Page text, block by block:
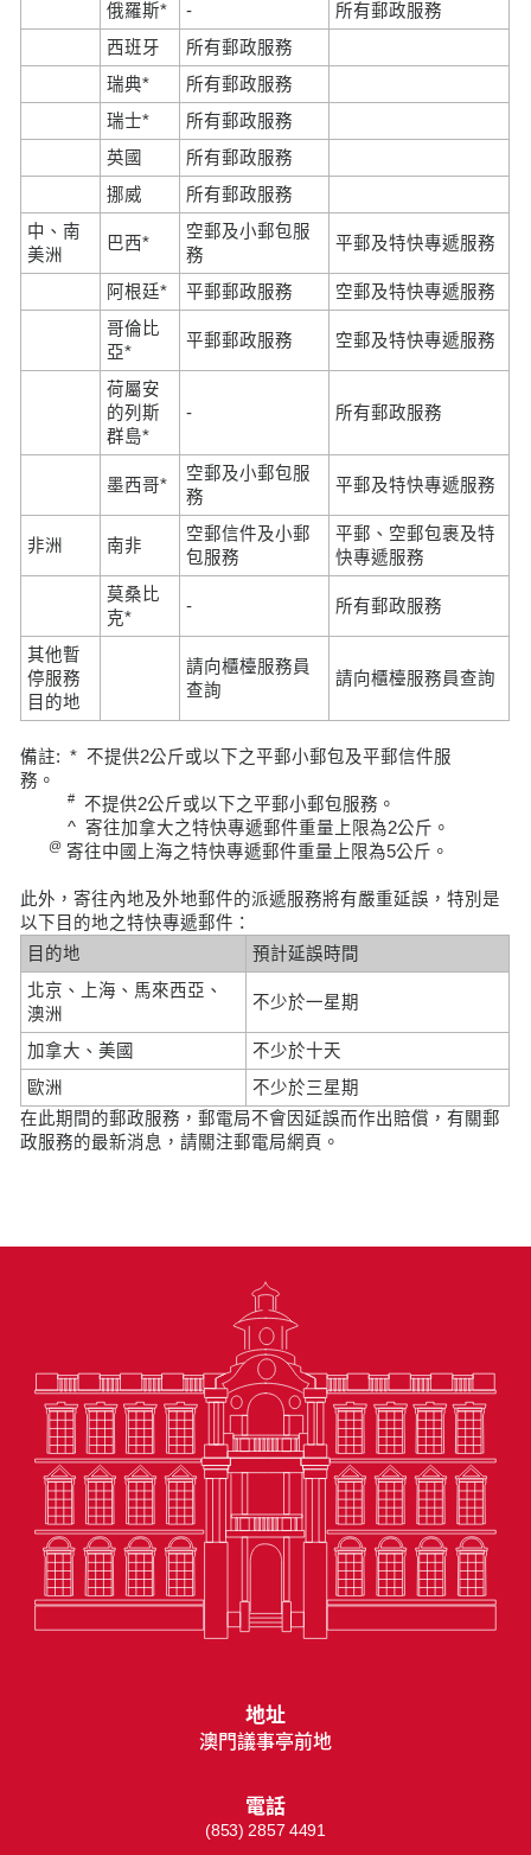
俄羅斯* -
所有郵政服務
西班牙
所有郵政服務
瑞典*
所有郵政服務
瑞士*
所有郵政服務
英國
所有郵政服務
挪威
所有郵政服務
中、南
美洲
巴西*
空郵及小郵包服
務
平郵及特快專遞服務
阿根廷* 平郵郵政服務
空郵及特快專遞服務
哥倫比
亞*
平郵郵政服務 空郵及特快專遞服務
荷屬安
的列斯
群島*
- 所有郵政服務
墨西哥*
空郵及小郵包服
務
平郵及特快專遞服務
非洲 南非
空郵信件及小郵
包服務
平郵、空郵包裹及特
快專遞服務
莫桑比
克*
- 所有郵政服務
其他暫
停服務
目的地
請向櫃檯服務員
查詢
請向櫃檯服務員查詢
備註: * 不提供2公斤或以下之平郵小郵包及平郵信件服
務。
#
不提供2公斤或以下之平郵小郵包服務。
^ 寄往加拿大之特快專遞郵件重量上限為2公斤。
@ 寄往中國上海之特快專遞郵件重量上限為5公斤。
此外，寄往內地及外地郵件的派遞服務將有嚴重延誤，特別是
以下目的地之特快專遞郵件：
目的地
預計延誤時間
北京、上海、馬來西亞、
澳洲
不少於一星期
加拿大、美國
不少於十天
歐洲
不少於三星期
在此期間的郵政服務，郵電局不會因延誤而作出賠償，有關郵
政服務的最新消息，請關注郵電局網頁。
地址
澳門議事亭前地
電話
(853) 2857 4491